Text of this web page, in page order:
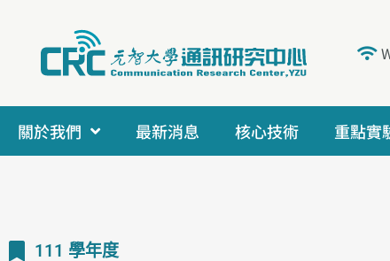
關於我們 最新消息 核心技術 重點實
111 學年度